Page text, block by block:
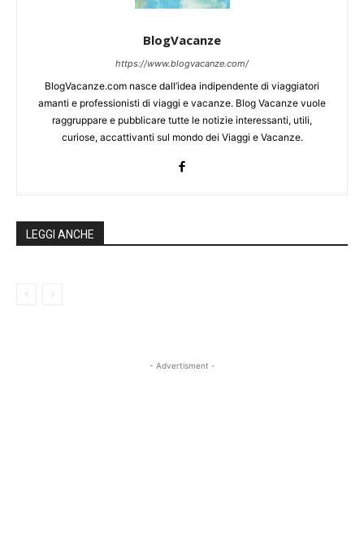
BlogVacanze
https://www.blogvacanze.com/
BlogVacanze.com nasce dall’idea indipendente di viaggiatori
amanti e professionisti di viaggi e vacanze. Blog Vacanze vuole
raggruppare e pubblicare tutte le notizie interessanti, utili,
curiose, accattivanti sul mondo dei Viaggi e Vacanze.
LEGGI ANCHE
- Advertisment -